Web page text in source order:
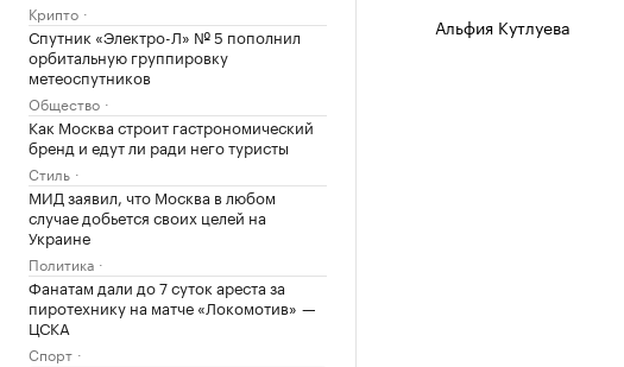
Крипто
Спутник «Электро-Л» № 5 пополнил
орбитальную группировку
метеоспутников
Общество
Как Москва строит гастрономический
бренд и едут ли ради него туристы
Стиль
МИД заявил, что Москва в любом
случае добьется своих целей на
Украине
Политика
Фанатам дали до 7 суток ареста за
пиротехнику на матче «Локомотив» —
ЦСКА
Спорт
Альфия Кутлуева